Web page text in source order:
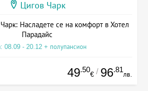
Цигов Чарк
Насладете се на комфорт в Хотел
Парадайс
08.09 - 20.12 + полупансион
49.50
€ / 96.81
лв.